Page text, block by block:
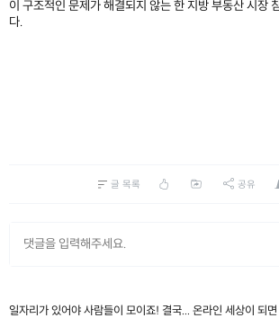
이 구조적인 문제가 해결되지 않는 한 지방 부동산 시장
다.
글 목록 공유
일자리가 있어야 사람들이 모이죠! 결국... 온라인 세상이 되